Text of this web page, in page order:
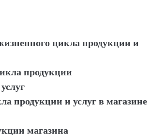
цикла продукции и
продукции
продукции и услуг в магазине
магазина